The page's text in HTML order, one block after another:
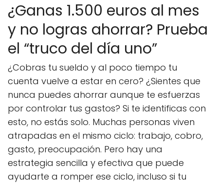
¿Ganas 1.500 euros al mes
y no logras ahorrar? Prueba
el “truco del día uno”
¿Cobras tu sueldo y al poco tiempo tu
cuenta vuelve a estar en cero? ¿Sientes que
nunca puedes ahorrar aunque te esfuerzas
por controlar tus gastos? Si te identificas con
esto, no estás solo. Muchas personas viven
atrapadas en el mismo ciclo: trabajo, cobro,
gasto, preocupación. Pero hay una
estrategia sencilla y efectiva que puede
ayudarte a romper ese ciclo, incluso si tu